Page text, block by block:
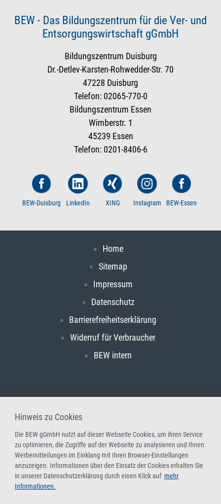
BEW - Das Bildungszentrum für die Ver- und
Entsorgungswirtschaft gGmbH
Bildungszentrum Duisburg
Dr.-Detlev-Karsten-Rohwedder-Str. 70
47228 Duisburg
Telefon: 02065-770-0
Bildungszentrum Essen
Wimberstr. 1
45239 Essen
Telefon: 0201-8406-6
BEW-Duisburg LinkedIn XING Instagram BEW-Essen
Home
Sitemap
Impressum
Datenschutz
Barrierefreiheitserklärung
Widerruf für Verbraucher
BEW intern
Hinweis zu Cookies
Die BEW gGmbH nutzt auf dieser Webseite Cookies, um ihren Service
zu optimieren, die Zugriffe auf der Webseite zu analysieren und Ihnen
Werbemitteilungen im Einklang mit Ihren Browser-Einstellungen
anzuzeigen. Informationen über den Einsatz der Cookies erhalten Sie
in unserer Datenschutzerklärung durch einen Klick auf mehr
Informationen.